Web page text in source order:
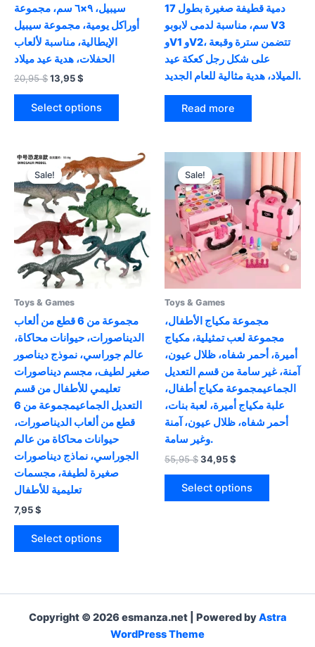
سيبيل، ٩×٦ سم، مجموعة
أوراكل يومية، مجموعة سيبيل
الإيطالية، مناسبة لألعاب
الحفلات، هدية عيد ميلاد
20,95$Original
was:
20,95 $.
13,95$
13,95 $.
Select options
This
variants.
options
may
be
chosen
on
the
page
دمية قطيفة صغيرة بطول 17
سم، مناسبة لدمى لابوبو V3
وV1 وV2، تتضمن سترة وقبعة
على شكل رجل كعكة عيد
الميلاد، هدية مثالية للعام الجديد.
Read more
Sale!
Sale!
Toys & Games
مجموعة من 6 قطع من ألعاب
الديناصورات، حيوانات محاكاة،
عالم جوراسي، نموذج ديناصور
صغير لطيف، مجسم ديناصورات
تعليمي للأطفال من قسم
التعديل الجماعيمجموعة من 6
قطع من ألعاب الديناصورات،
حيوانات محاكاة من عالم
الجوراسي، نماذج ديناصورات
صغيرة لطيفة، مجسمات
تعليمية للأطفال
7,95$
Select options
This
variants.
The
options
Sale!
Sale!
Toys & Games
مجموعة مكياج الأطفال،
مجموعة لعب تمثيلية، مكياج
أميرة، أحمر شفاه، ظلال عيون،
آمنة، غير سامة من قسم التعديل
الجماعيمجموعة مكياج أطفال،
علبة مكياج أميرة، لعبة بنات،
أحمر شفاه، ظلال عيون، آمنة
وغير سامة.
55,95$Original
was:
55,95 $.
34,95$
34,95 $.
Select options
This
may
be
Copyright © 2026 esmanza.net | Powered byAstra
WordPress Theme